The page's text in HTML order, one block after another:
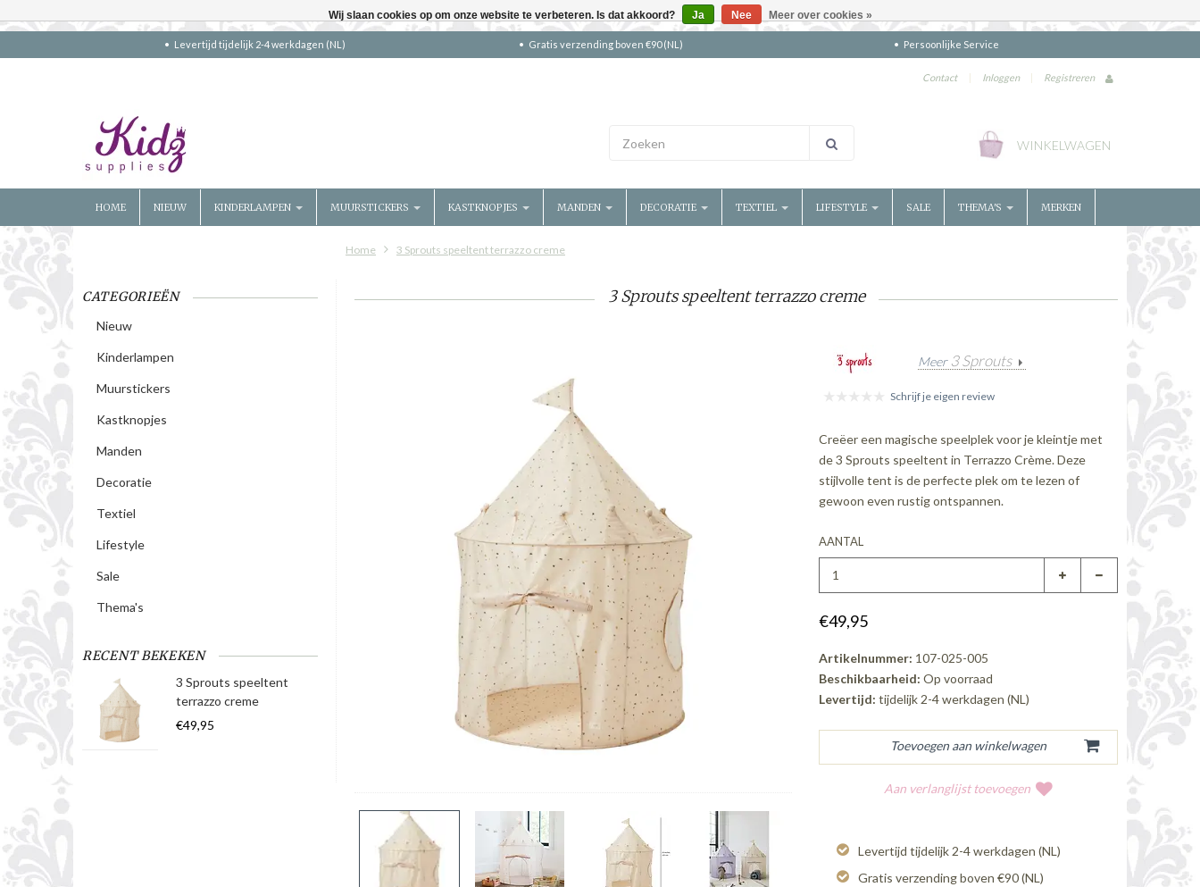
Levertijd tijdelijk 2-4 werkdagen (NL) Gratis verzending boven €90 (NL) Persoonlijke Service
Contact | Inloggen | Registreren
WINKELWAGEN
HOME NIEUW KINDERLAMPEN MUURSTICKERS KASTKNOPJES MANDEN DECORATIE TEXTIEL LIFESTYLE SALE THEMA'S MERKEN
Home 3 Sprouts speeltent terrazzo creme
CATEGORIEËN
Nieuw
Kinderlampen
Muurstickers
Kastknopjes
Manden
Decoratie
Textiel
Lifestyle
Sale
Thema's
RECENT BEKEKEN
3 Sprouts speeltent
terrazzo creme
€49,95
3 Sprouts speeltent terrazzo creme
Meer 3 Sprouts
Schrijf je eigen review
Creëer een magische speelplek voor je kleintje met
de 3 Sprouts speeltent in Terrazzo Crème. Deze
stijlvolle tent is de perfecte plek om te lezen of
gewoon even rustig ontspannen.
AANTAL
€49,95
Artikelnummer: 107-025-005
Beschikbaarheid: Op voorraad
Levertijd: tijdelijk 2-4 werkdagen (NL)
Aan verlanglijst toevoegen
Levertijd tijdelijk 2-4 werkdagen (NL)
Gratis verzending boven €90 (NL)
Wij slaan cookies op om onze website te verbeteren. Is dat akkoord? Ja Nee Meer over cookies »